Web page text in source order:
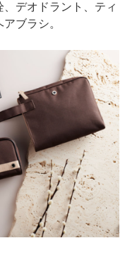
デオドラント、ティ
ブラシ。